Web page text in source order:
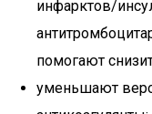
инфарктов/
помогают
уменьшают